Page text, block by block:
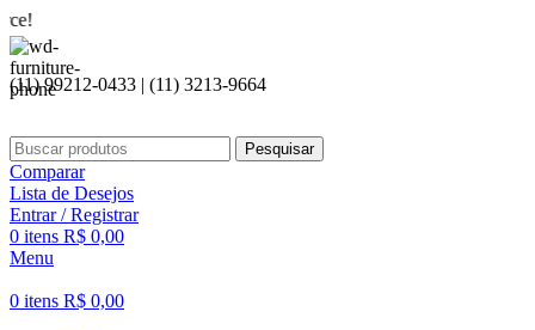
(11) 99212-0433 | (11) 3213-9664
Pesquisar
Comparar
Lista de Desejos
Entrar / Registrar
0 itens R$ 0,00
Menu
0 itens R$ 0,00